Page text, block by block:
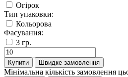
Огірок
Тип упаковки:
Кольорова
Фасування:
3 гр.
Купити Швидке замовлення
Мінімальна кількість замовлення